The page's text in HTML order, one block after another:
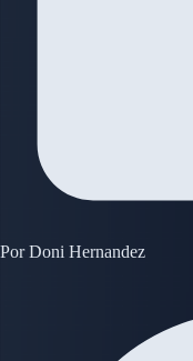
PorDoni Hernandez